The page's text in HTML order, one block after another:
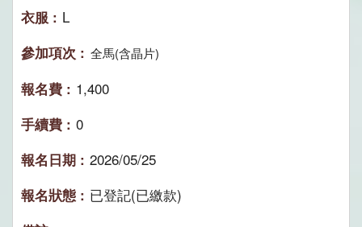
L
全馬(含晶片)
1,400
0
2026/05/25
已登記(已繳款)